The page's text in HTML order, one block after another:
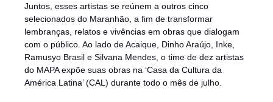
Juntos, esses artistas se reúnem a outros cinco
selecionados do Maranhão, a fim de transformar
lembranças, relatos e vivências em obras que dialogam
com o público. Ao lado de Acaique, Dinho Araújo, Inke,
Ramusyo Brasil e Silvana Mendes, o time de dez artistas
do MAPA expõe suas obras na ‘Casa da Cultura da
América Latina’ (CAL) durante todo o mês de julho.